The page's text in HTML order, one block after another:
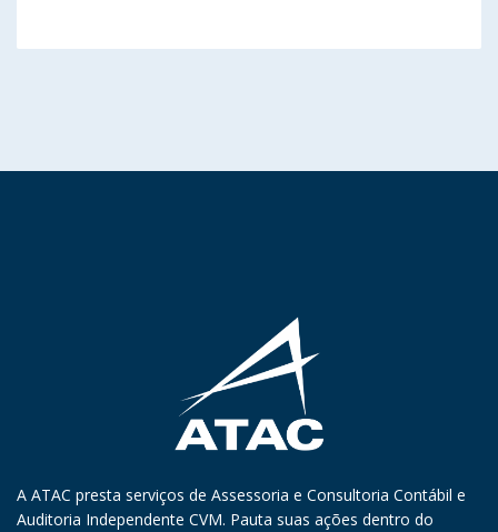
A ATAC presta serviços de Assessoria e Consultoria Contábil e
Auditoria Independente CVM. Pauta suas ações dentro do